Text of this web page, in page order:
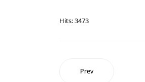
Hits: 3473
Prev